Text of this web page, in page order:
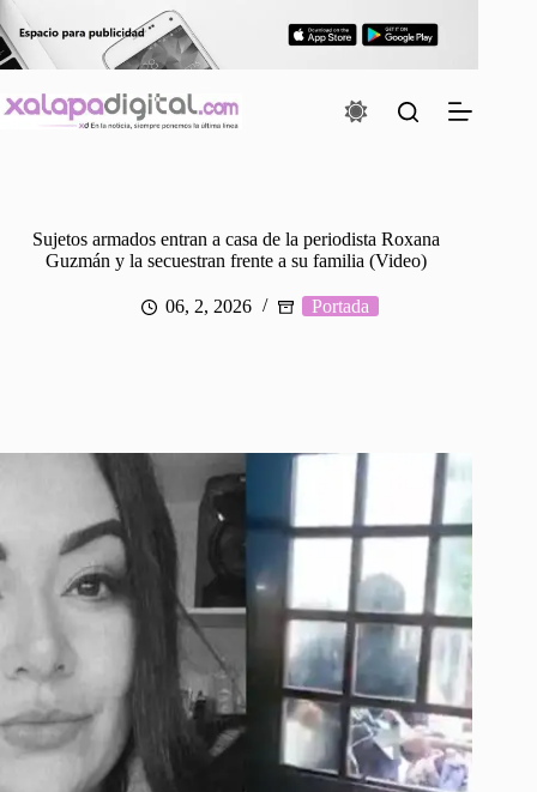
al
contenido
Sujetos armados entran a casa de la periodista Roxana
Guzmán y la secuestran frente a su familia (Video)
06, 2, 2026 Portada